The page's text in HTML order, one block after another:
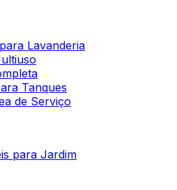
Lavanderia
Tanques
de Serviço
para Jardim